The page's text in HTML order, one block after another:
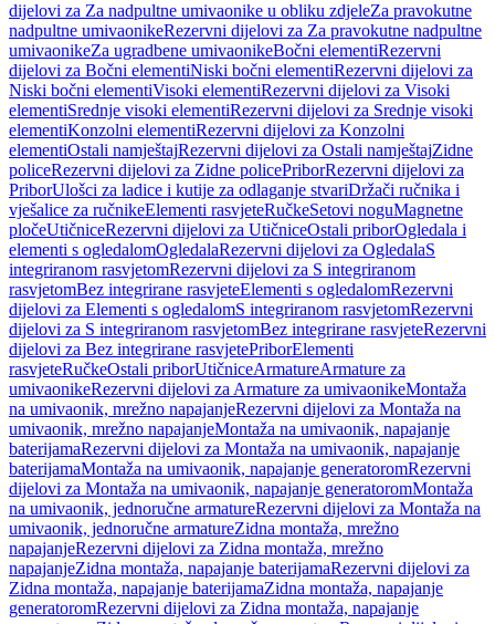
dijelovi za Za nadpultne umivaonike u obliku zdjeleZa pravokutne
nadpultne umivaonikeRezervni dijelovi za Za pravokutne nadpultne
umivaonikeZa ugradbene umivaonikeBočni elementiRezervni
dijelovi za Bočni elementiNiski bočni elementiRezervni dijelovi za
Niski bočni elementiVisoki elementiRezervni dijelovi za Visoki
elementiSrednje visoki elementiRezervni dijelovi za Srednje visoki
elementiKonzolni elementiRezervni dijelovi za Konzolni
elementiOstali namještajRezervni dijelovi za Ostali namještajZidne
policeRezervni dijelovi za Zidne policePriborRezervni dijelovi za
PriborUlošci za ladice i kutije za odlaganje stvariDržači ručnika i
vješalice za ručnikeElementi rasvjeteRučkeSetovi noguMagnetne
pločeUtičniceRezervni dijelovi za UtičniceOstali priborOgledala i
elementi s ogledalomOgledalaRezervni dijelovi za OgledalaS
integriranom rasvjetomRezervni dijelovi za S integriranom
rasvjetomBez integrirane rasvjeteElementi s ogledalomRezervni
dijelovi za Elementi s ogledalomS integriranom rasvjetomRezervni
dijelovi za S integriranom rasvjetomBez integrirane rasvjeteRezervni
dijelovi za Bez integrirane rasvjetePriborElementi
rasvjeteRučkeOstali priborUtičniceArmatureArmature za
umivaonikeRezervni dijelovi za Armature za umivaonikeMontaža
na umivaonik, mrežno napajanjeRezervni dijelovi za Montaža na
umivaonik, mrežno napajanjeMontaža na umivaonik, napajanje
baterijamaRezervni dijelovi za Montaža na umivaonik, napajanje
baterijamaMontaža na umivaonik, napajanje generatoromRezervni
dijelovi za Montaža na umivaonik, napajanje generatoromMontaža
na umivaonik, jednoručne armatureRezervni dijelovi za Montaža na
umivaonik, jednoručne armatureZidna montaža, mrežno
napajanjeRezervni dijelovi za Zidna montaža, mrežno
napajanjeZidna montaža, napajanje baterijamaRezervni dijelovi za
Zidna montaža, napajanje baterijamaZidna montaža, napajanje
generatoromRezervni dijelovi za Zidna montaža, napajanje